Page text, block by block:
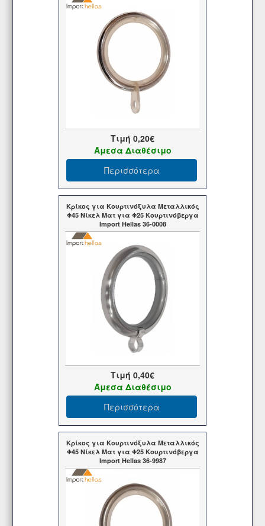
Τιμή 0,20€
Άμεσα Διαθέσιμο
Περισσότερα
Κρίκος για Κουρτινόξυλα Μεταλλικός
Φ45 Νίκελ Ματ για Φ25 Κουρτινόβεργα
Import Hellas 36-0008
Τιμή 0,40€
Άμεσα Διαθέσιμο
Περισσότερα
Κρίκος για Κουρτινόξυλα Μεταλλικός
Φ45 Νίκελ Ματ για Φ25 Κουρτινόβεργα
Import Hellas 36-9987